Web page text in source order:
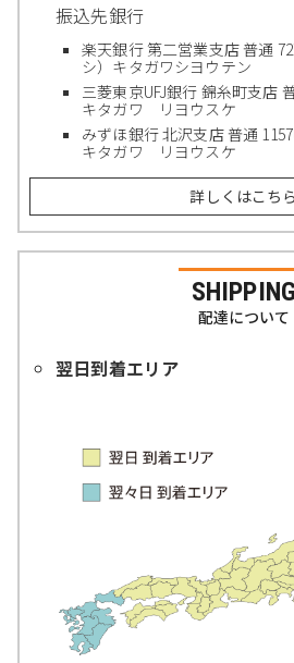
振込先銀行
楽天銀行 第二営業支店 普通
シ）キタガワシヨウテン
三菱東京UFJ銀行 錦糸町支店
キタガワ リヨウスケ
みずほ銀行 北沢支店 普通
キタガワ リヨウスケ
詳しくはこちら
SHIPPING
配達について
翌日到着エリア